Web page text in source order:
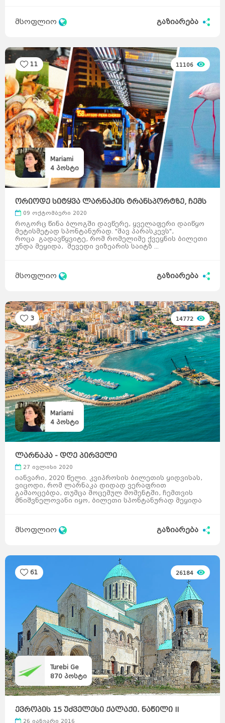
მსოფლიო გაზიარება
Mariami
4 პოსტი
11 11106
ორიოდე სიტყვა ლარნაკის ტრანსპორტზე, ჩემს
ბიუჯეტზ ...
09 ოქტომბერი 2020
როგორც წინა ბლოგში დავწერე, ყველაფერი დაიწყო
მეტისმეტად სპონტანურად. "შავ პარასკევს",
როცა გადავწყვიტე, რომ რომელიმე ქვეყნის ბილეთი
უნდა მეყიდა, შევედი ვიზეარის საიტზ ...
მსოფლიო გაზიარება
Mariami
4 პოსტი
3 14772
ლარნაკა - დღე პირველი
27 ივლისი 2020
იანვარი, 2020 წელი. კვიპროსის ბილეთის ყიდვისას,
ვიცოდი, რომ ლარნაკა დიდად ვერაფრით
გამაოცებდა, თუმცა მოცემულ მომენტში, ჩემთვის
მნიშვნელოვანი იყო, ბილეთი სპონტანურად მეყიდა
მსოფლიო გაზიარება
Turebi Ge
870 პოსტი
61 26184
ევროპის 15 უძველესი ქალაქი. ნაწილი II
26 იანვარი 2016